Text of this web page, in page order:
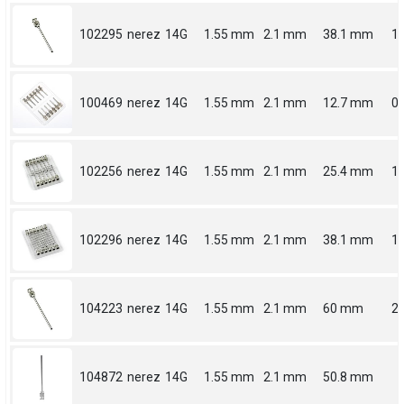
102295 nerez 14G 1.55 mm 2.1 mm 38.1 mm
100469 nerez 14G 1.55 mm 2.1 mm 12.7 mm
102256 nerez 14G 1.55 mm 2.1 mm 25.4 mm 1
102296 nerez 14G 1.55 mm 2.1 mm 38.1 mm
104223 nerez 14G 1.55 mm 2.1 mm 60 mm
104872 nerez 14G 1.55 mm 2.1 mm 50.8 mm